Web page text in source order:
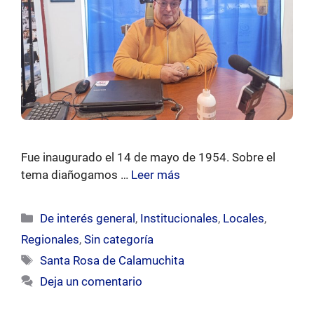
Fue inaugurado el 14 de mayo de 1954. Sobre el
tema diañogamos … Leer más
Categorías
De interés general , Institucionales, Locales,
Regionales, Sin categoría
Etiquetas
Santa Rosa de Calamuchita
Deja un comentario